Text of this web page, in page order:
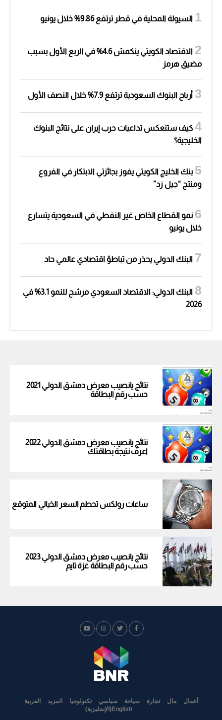
السيولة المحلية في قطر ترتفع 9.86% خلال يونيو
الاقتصاد الكويتي ينكمش 4.6% في الربع الأول بسبب
مضيق هرمز
أرباح البنوك السعودية ترتفع 7.9% خلال النصف الأول
كيف ستنعكس تداعيات حرب إيران على نتائج البنوك
الخليجية؟
بنك الخليج الكويتي يفوز بجائزتي الابتكار في الفروع
ومنتج “جيل زد”
نمو القطاع الخاص غير النفطي في السعودية يتسارع
خلال يونيو
البنك الدولي يحذر من تباطؤ اقتصادي عالمي حاد
البنك الدولي: الاقتصاد السعودي مرشح للنمو 3.1% في
2026
نتائج يانصيب معرض دمشق الدولي 2021
حسب رقم البطاقة
نتائج يانصيب معرض دمشق الدولي 2022
اعرف نتيجة بطاقتك
ساعات رولكس تحطم السعر الخيالي المتوقع
نتائج يانصيب معرض دمشق الدولي 2023
حسب رقم البطاقة غزة تايم
أعمال مال تجارة سياحة سياسي تكنولوجيا المزيد
العربية
English
( الإنجليزية)